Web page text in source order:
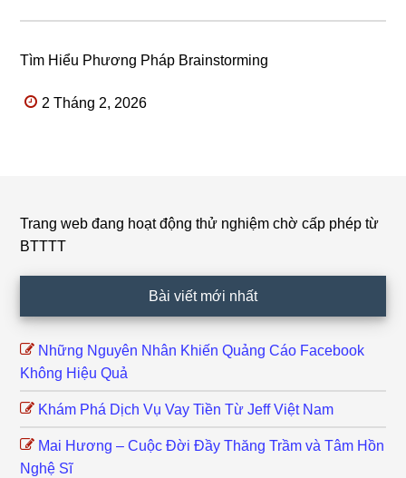
Tìm Hiểu Phương Pháp Brainstorming
2 Tháng 2, 2026
Footer
Trang web đang hoạt động thử nghiệm chờ cấp phép từ
BTTTT
Bài viết mới nhất
Những Nguyên Nhân Khiến Quảng Cáo Facebook
Không Hiệu Quả
Khám Phá Dịch Vụ Vay Tiền Từ Jeff Việt Nam
Mai Hương – Cuộc Đời Đầy Thăng Trầm và Tâm Hồn
Nghệ Sĩ